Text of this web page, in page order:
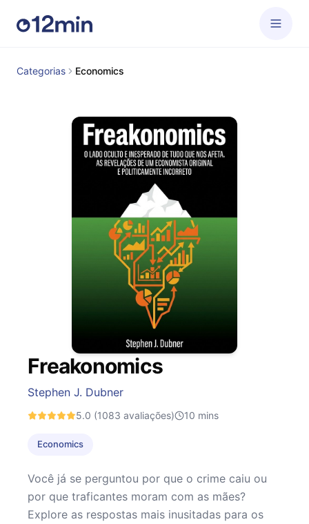
Categorias Economics
Freakonomics
Stephen J. Dubner
5.0 (1083 avaliações) 10 mins
Economics
Você já se perguntou por que o crime caiu ou
por que traficantes moram com as mães?
Explore as respostas mais inusitadas para os